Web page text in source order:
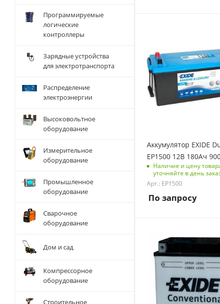
Размеры изделия
(ДхШхВ), мм
98x56x110
Напряжение, V
12
Емкость батарей, Ач
180
Вес без упаковки, кг
Ток холодной
прокрутки, А
900
Код типоразмера АКБ
15-00
Полярность клемм
Обратная (-+)
Размеры изделия
513x223x223
Аккумулятор EXIDE
EP1500 12В 180Ач
Наличие и цену
уточняйте в день
Арт.: EP1500
По запросу
WET
Напряжение, V
Емкость батарей, Ач
Программируемые
логические
контроллеры
Зарядные устройства
для электротранспорта
Распределение
электроэнергии
Высоковольтное
оборудование
Измерительное
оборудование
Промышленное
оборудование
Сварочное
оборудование
Дом и сад
Компрессорное
оборудование
Строительное